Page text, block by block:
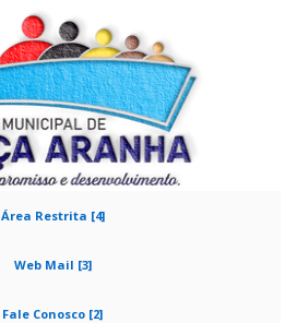
Área Restrita [4]
Web Mail [3]
Fale Conosco [2]